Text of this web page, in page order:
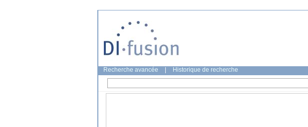
Recherche avancée Historique de recherche